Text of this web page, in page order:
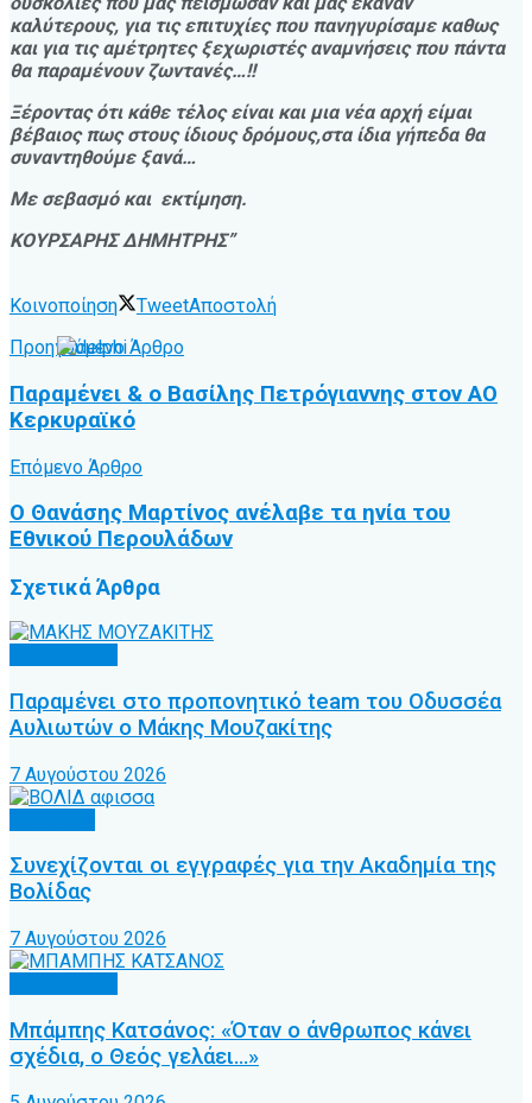
καλύτερους, για τις επιτυχίες που πανηγυρίσαμε καθως
και για τις αμέτρητες ξεχωριστές αναμνήσεις που πάντα
θα παραμένουν ζωντανές…!!
Ξέροντας ότι κάθε τέλος είναι και μια νέα αρχή είμαι
βέβαιος πως στους ίδιους δρόμους,στα ίδια γήπεδα θα
συναντηθούμε ξανά…
Με σεβασμό και εκτίμηση.
ΚΟΥΡΣΑΡΗΣ ΔΗΜΗΤΡΗΣ”
Κοινοποίηση TweetΑποστολή
Προηγούμενο Άρθρο
Παραμένει & ο Βασίλης Πετρόγιαννης στον ΑΟ
Κερκυραϊκό
Επόμενο Άρθρο
Ο Θανάσης Μαρτίνος ανέλαβε τα ηνία του
Εθνικού Περουλάδων
ΣχετικάΆρθρα
Παραμένει στο προπονητικό team του Οδυσσέα
Αυλιωτών ο Μάκης Μουζακίτης
7 Αυγούστου 2026
Συνεχίζονται οι εγγραφές για την Ακαδημία της
Βολίδας
7 Αυγούστου 2026
Μπάμπης Κατσάνος: «Όταν ο άνθρωπος κάνει
σχέδια, ο Θεός γελάει…»